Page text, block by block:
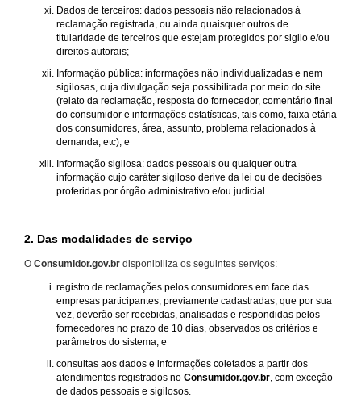
Dados de terceiros: dados pessoais não relacionados à
reclamação registrada, ou ainda quaisquer outros de
titularidade de terceiros que estejam protegidos por sigilo e/ou
direitos autorais;
Informação pública: informações não individualizadas e nem
sigilosas, cuja divulgação seja possibilitada por meio do site
(relato da reclamação, resposta do fornecedor, comentário final
do consumidor e informações estatísticas, tais como, faixa etária
dos consumidores, área, assunto, problema relacionados à
demanda, etc); e
Informação sigilosa: dados pessoais ou qualquer outra
informação cujo caráter sigiloso derive da lei ou de decisões
proferidas por órgão administrativo e/ou judicial.
2. Das modalidades de serviço
O Consumidor.gov.br disponibiliza os seguintes serviços:
registro de reclamações pelos consumidores em face das
empresas participantes, previamente cadastradas, que por sua
vez, deverão ser recebidas, analisadas e respondidas pelos
fornecedores no prazo de 10 dias, observados os critérios e
parâmetros do sistema; e
consultas aos dados e informações coletados a partir dos
atendimentos registrados no Consumidor.gov.br , com exceção
de dados pessoais e sigilosos.